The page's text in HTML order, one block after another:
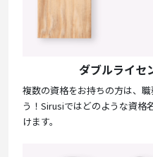
ダブルライセ
複数の資格をお持ちの方は、
う！Sirusiではどのような資格
けます。